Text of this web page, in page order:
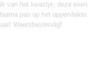
van het kwastje, deze even
pas op het oppervlakte
Weersbestendig!